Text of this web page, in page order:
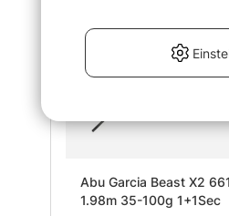
Abu Garcia Beast X2
1.98m 35-100g 1+1Sec